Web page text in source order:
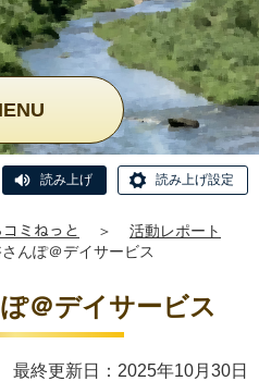
読み上げ 読み上げ設定
ミねっと ＞
活動レポート
んぽ＠デイサービス
＠デイサービス
終更新日：2025年10月30日